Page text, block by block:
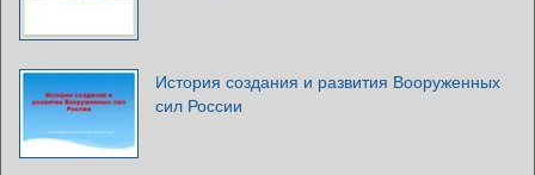
История создания и развития Вооруженных
сил России